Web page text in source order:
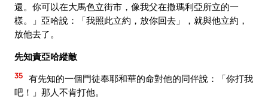
還。你可以在大馬色立街市，像我父在撒瑪利亞所立的一
樣。」亞哈說：「我照此立約，放你回去」，就與他立約，
放他去了。
先知責亞哈縱敵
35 有先知的一個門徒奉耶和華的命對他的同伴說：「你打我
吧！」那人不肯打他。